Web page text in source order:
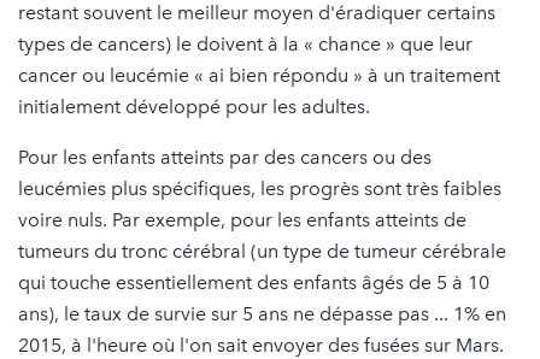
restant souvent le meilleur moyen d'éradiquer certains
types de cancers) le doivent à la « chance » que leur
cancer ou leucémie « ai bien répondu » à un traitement
initialement développé pour les adultes.
Pour les enfants atteints par des cancers ou des
leucémies plus spécifiques, les progrès sont très faibles
voire nuls. Par exemple, pour les enfants atteints de
tumeurs du tronc cérébral (un type de tumeur cérébrale
qui touche essentiellement des enfants âgés de 5 à 10
ans), le taux de survie sur 5 ans ne dépasse pas ... 1% en
2015, à l'heure où l'on sait envoyer des fusées sur Mars.